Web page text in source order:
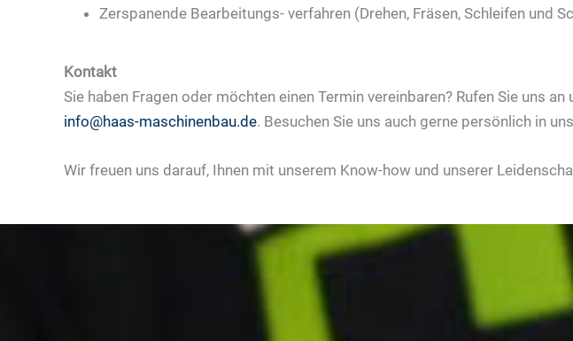
Zerspanende Bearbeitungs- verfahren (Drehen, Fräsen, Schleifen und
Kontakt
Sie haben Fragen oder möchten einen Termin vereinbaren? Rufen Sie uns an
info@haas-maschinenbau.de. Besuchen Sie uns auch gerne persönlich in
Wir freuen uns darauf, Ihnen mit unserem Know-how und unserer